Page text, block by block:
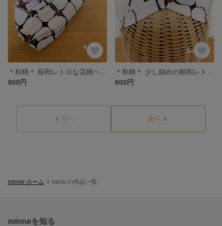
800円
600円
前へ 次へ
minne ホーム hario の作品一覧
minneを知る